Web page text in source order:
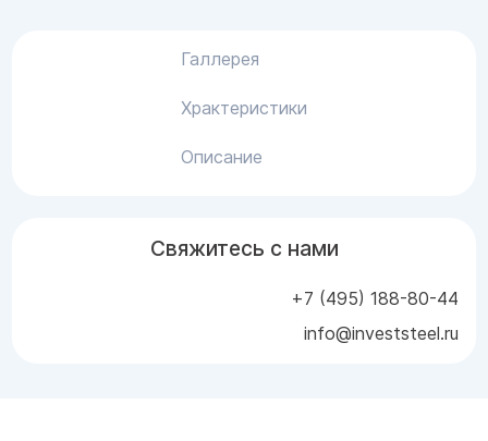
Галлерея
Храктеристики
Описание
Свяжитесь с нами
+7 (495) 188-80-44
info@investsteel.ru